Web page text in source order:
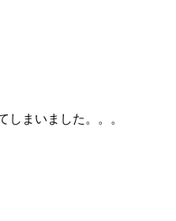
しまいました。。。